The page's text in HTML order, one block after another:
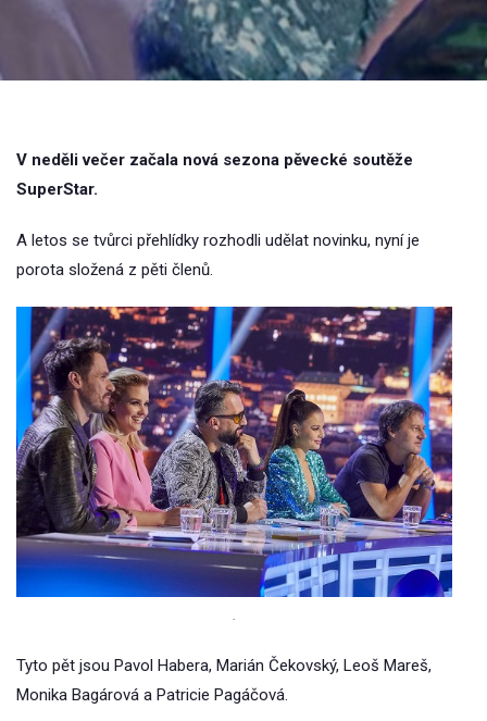
V neděli večer začala nová sezona pěvecké soutěže
SuperStar.
A letos se tvůrci přehlídky rozhodli udělat novinku, nyní je
porota složená z pěti členů.
Tyto pět jsou Pavol Habera, Marián Čekovský, Leoš Mareš,
Monika Bagárová a Patricie Pagáčová.